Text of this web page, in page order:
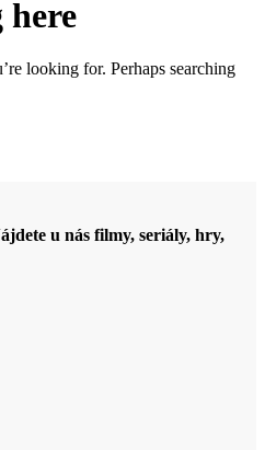
here
looking for. Perhaps searching
u nás filmy, seriály, hry,